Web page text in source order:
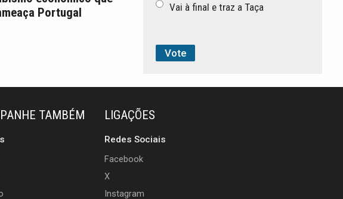
Portugal
Vai à final e traz a Taça
TAMBÉM LIGAÇÕES
Redes Sociais
Facebook
X
Instagram